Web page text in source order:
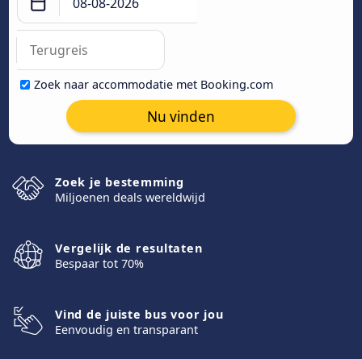
Zoek naar accommodatie met Booking.com
Nu vinden
Zoek je bestemming
Miljoenen deals wereldwijd
Vergelijk de resultaten
Bespaar tot 70%
Vind de juiste bus voor jou
Eenvoudig en transparant